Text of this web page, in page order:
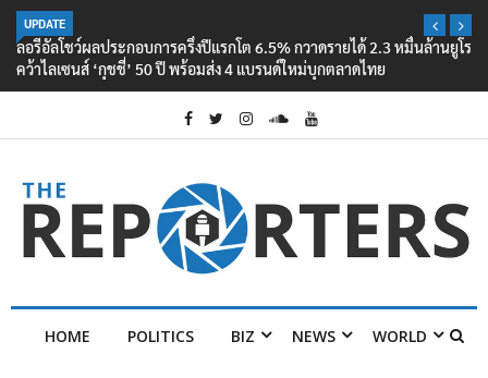
UPDATE
ลอรีอัลโชว์ผลประกอบการครึ่งปีแรกโต 6.5% กวาดรายได้ 2.3 หมื่นล้านยูโร
คว้าไลเซนส์ ‘กุชชี่’ 50 ปี พร้อมส่ง 4 แบรนด์ใหม่บุกตลาดไทย
HOME POLITICS BIZ NEWS WORLD